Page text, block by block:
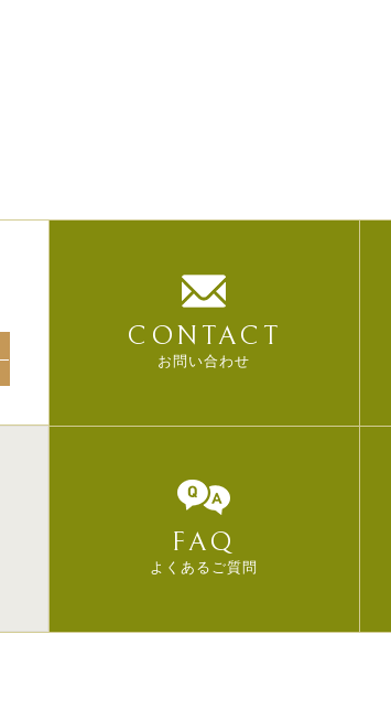
CONTACT
お問い合わせ
FAQ
よくあるご質問